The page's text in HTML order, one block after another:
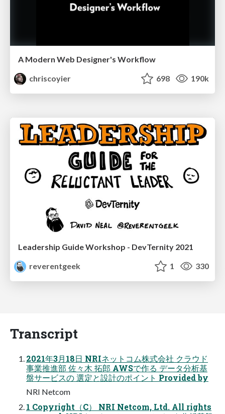
A Modern Web Designer's Workflow
chriscoyier
698 190k
Leadership Guide Workshop - DevTernity 2021
reverentgeek
1 330
Transcript
2021年3月18日 NRIネットコム株式会社 クラウド
事業推進部 佐々木 拓郎 AWSで作る データ分析基
盤サービスの 選定と設計のポイント Provided by
NRI Netcom
1 Copyright（C） NRI Netcom, Ltd. All rights